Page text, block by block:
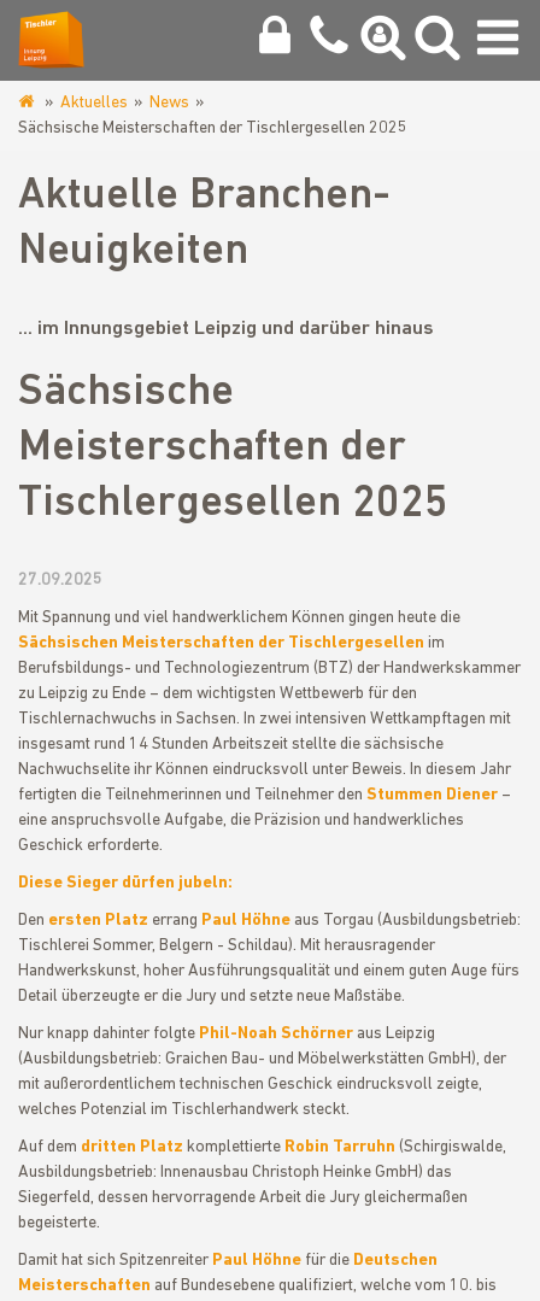
www.tischlerinnung-
Aktuelles
News
Sächsische Meisterschaften der Tischlergesellen 2025
Aktuelle Branchen-
Neuigkeiten
... im Innungsgebiet Leipzig und darüber hinaus
Sächsische
Meisterschaften der
Tischlergesellen 2025
27.09.2025
Mit Spannung und viel handwerklichem Können gingen heute die
Sächsischen Meisterschaften der Tischlergesellen im
Berufsbildungs- und Technologiezentrum (BTZ) der Handwerkskammer
zu Leipzig zu Ende – dem wichtigsten Wettbewerb für den
Tischlernachwuchs in Sachsen. In zwei intensiven Wettkampftagen mit
insgesamt rund 14 Stunden Arbeitszeit stellte die sächsische
Nachwuchselite ihr Können eindrucksvoll unter Beweis. In diesem Jahr
fertigten die Teilnehmerinnen und Teilnehmer den Stummen Diener –
eine anspruchsvolle Aufgabe, die Präzision und handwerkliches
Geschick erforderte.
Diese Sieger dürfen jubeln:
Den ersten Platz errang Paul Höhne aus Torgau (Ausbildungsbetrieb:
Tischlerei Sommer, Belgern - Schildau). Mit herausragender
Handwerkskunst, hoher Ausführungsqualität und einem guten Auge fürs
Detail überzeugte er die Jury und setzte neue Maßstäbe.
Nur knapp dahinter folgte Phil-Noah Schörner aus Leipzig
(Ausbildungsbetrieb: Graichen Bau- und Möbelwerkstätten GmbH), der
mit außerordentlichem technischen Geschick eindrucksvoll zeigte,
welches Potenzial im Tischlerhandwerk steckt.
Auf dem dritten Platz komplettierte Robin Tarruhn (Schirgiswalde,
Ausbildungsbetrieb: Innenausbau Christoph Heinke GmbH) das
Siegerfeld, dessen hervorragende Arbeit die Jury gleichermaßen
begeisterte.
Damit hat sich Spitzenreiter Paul Höhne für die Deutschen
Meisterschaften auf Bundesebene qualifiziert, welche vom 10. bis